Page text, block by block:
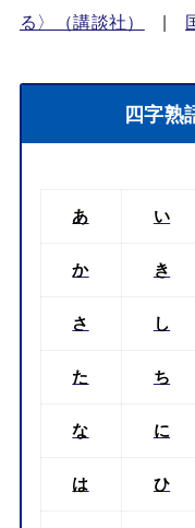
る〉（講談社）
|
四字熟
あ い
か き
さ し
た ち
な に
は ひ